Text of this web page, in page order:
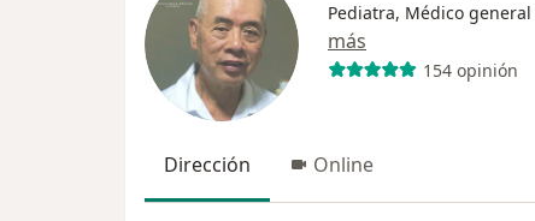
Pediatra, Médico general
más
154 opinión
Dirección Online